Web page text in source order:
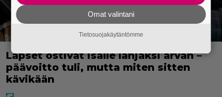
Lapset ostivat isälle lahjaksi arvan –
päävoitto tuli, mutta miten sitten
kävikään
Omat valintani
Tietosuojakäytäntömme